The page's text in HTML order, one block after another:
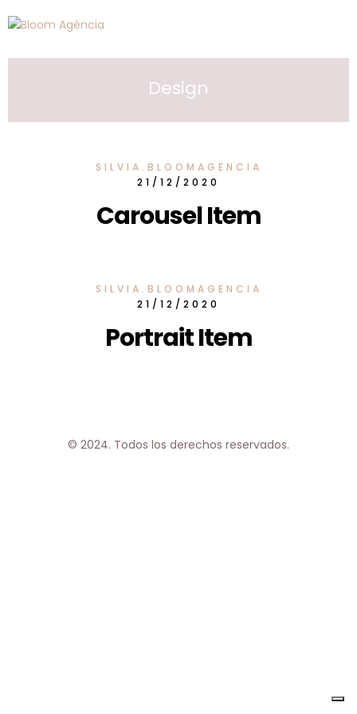
Design
SILVIA.BLOOMAGENCIA
21/12/2020
Carousel Item
SILVIA.BLOOMAGENCIA
21/12/2020
Portrait Item
© 2024. Todos los derechos reservados.